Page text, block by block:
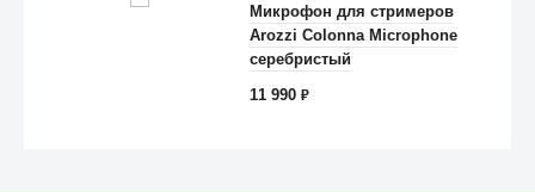
Микрофон для стримеров
Arozzi Colonna Microphone
серебристый
11 990₽